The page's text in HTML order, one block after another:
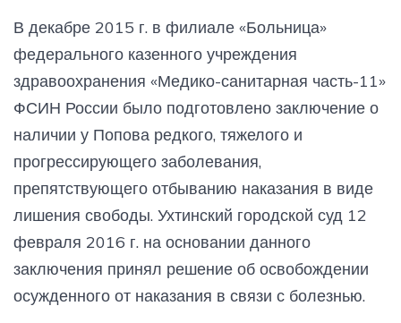
В декабре 2015 г. в филиале «Больница»
федерального казенного учреждения
здравоохранения «Медико-санитарная часть-11»
ФСИН России было подготовлено заключение о
наличии у Попова редкого, тяжелого и
прогрессирующего заболевания,
препятствующего отбыванию наказания в виде
лишения свободы. Ухтинский городской суд 12
февраля 2016 г. на основании данного
заключения принял решение об освобождении
осужденного от наказания в связи с болезнью.